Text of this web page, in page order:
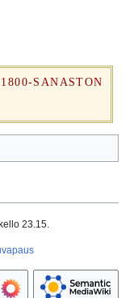
SANASTON
23.15.